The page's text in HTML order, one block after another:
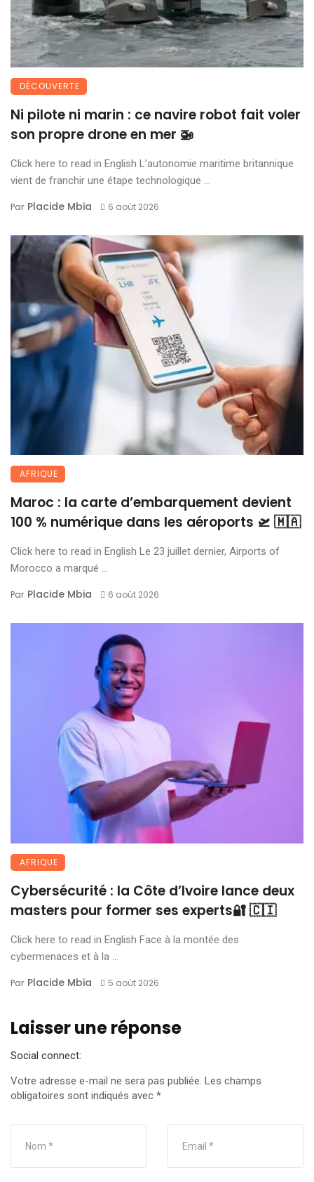
DÉCOUVERTE
Ni pilote ni marin : ce navire robot fait voler
son propre drone en mer 🚁
Click here to read in English L’autonomie maritime britannique
vient de franchir une étape technologique ...
Par Placide Mbia 6 août 2026
AFRIQUE
Maroc : la carte d’embarquement devient
100 % numérique dans les aéroports 🛫 🇲🇦
Click here to read in English Le 23 juillet dernier, Airports of
Morocco a marqué ...
Par Placide Mbia 6 août 2026
AFRIQUE
Cybersécurité : la Côte d’Ivoire lance deux
masters pour former ses experts🔐 🇨🇮
Click here to read in English Face à la montée des
cybermenaces et à la ...
Par Placide Mbia 5 août 2026
Laisser une réponse
Social connect:
Votre adresse e-mail ne sera pas publiée. Les champs
obligatoires sont indiqués avec *